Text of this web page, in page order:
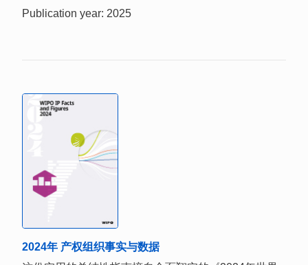
Publication year: 2025
2024年 产权组织事实与数据